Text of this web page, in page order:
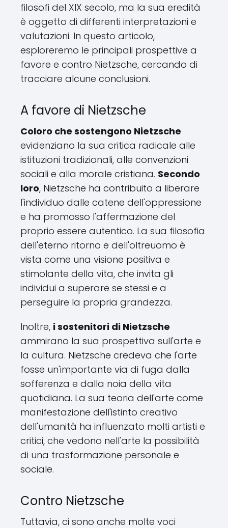
filosofi del XIX secolo, ma la sua eredità
è oggetto di differenti interpretazioni e
valutazioni. In questo articolo,
esploreremo le principali prospettive a
favore e contro Nietzsche, cercando di
tracciare alcune conclusioni.
A favore di Nietzsche
Coloro che sostengono Nietzsche
evidenziano la sua critica radicale alle
istituzioni tradizionali, alle convenzioni
sociali e alla morale cristiana. Secondo
loro, Nietzsche ha contribuito a liberare
l'individuo dalle catene dell'oppressione
e ha promosso l'affermazione del
proprio essere autentico. La sua filosofia
dell'eterno ritorno e dell'oltreuomo è
vista come una visione positiva e
stimolante della vita, che invita gli
individui a superare se stessi e a
perseguire la propria grandezza.
Inoltre, i sostenitori di Nietzsche
ammirano la sua prospettiva sull'arte e
la cultura. Nietzsche credeva che l'arte
fosse un'importante via di fuga dalla
sofferenza e dalla noia della vita
quotidiana. La sua teoria dell'arte come
manifestazione dell'istinto creativo
dell'umanità ha influenzato molti artisti e
critici, che vedono nell'arte la possibilità
di una trasformazione personale e
sociale.
Contro Nietzsche
Tuttavia, ci sono anche molte voci